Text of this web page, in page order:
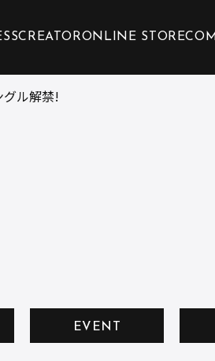
CREATORONLINE STORE
グル解禁!
EVENT